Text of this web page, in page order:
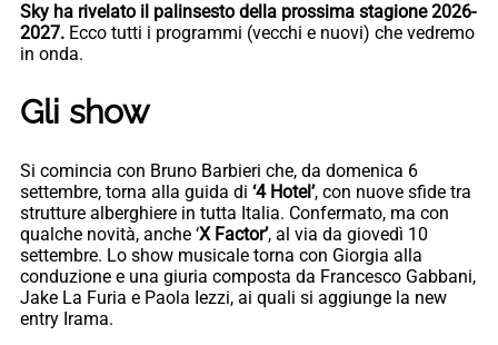
Sky ha rivelato il palinsesto della prossima stagione 2026-
2027. Ecco tutti i programmi (vecchi e nuovi) che vedremo
in onda.
Gli show
Si comincia con Bruno Barbieri che, da domenica 6
settembre, torna alla guida di ‘4 Hotel’, con nuove sfide tra
strutture alberghiere in tutta Italia. Confermato, ma con
qualche novità, anche ‘X Factor’, al via da giovedì 10
settembre. Lo show musicale torna con Giorgia alla
conduzione e una giuria composta da Francesco Gabbani,
Jake La Furia e Paola Iezzi, ai quali si aggiunge la new
entry Irama.